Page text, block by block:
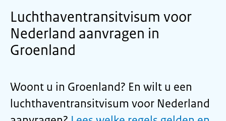
Luchthaventransitvisum voor
Nederland aanvragen in
Groenland
Woont u in Groenland? En wilt u een
luchthaventransitvisum voor Nederland